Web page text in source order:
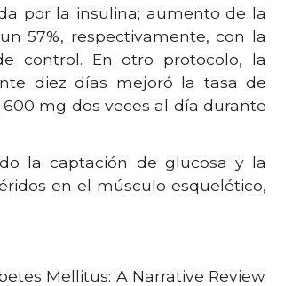
por la insulina; aumento de la
57%, respectivamente, con la
control. En otro protocolo, la
diez días mejoró la tasa de
mg dos veces al día durante
la captación de glucosa y la
en el músculo esquelético,
Mellitus: A Narrative Review.